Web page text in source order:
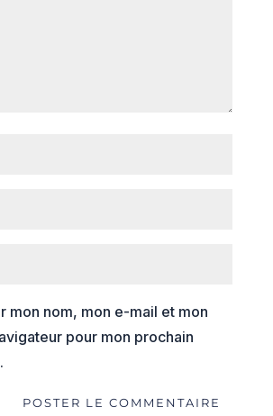
mon nom, mon e-mail et mon
pour mon prochain